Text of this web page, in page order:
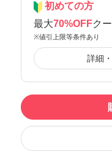
初めての方
最大70%OFFク
※値引上限等条件あり
詳細